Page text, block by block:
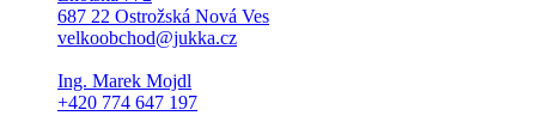
687 22 Ostrožská Nová Ves
velkoobchod@jukka.cz
Ing. Marek Mojdl
+420 774 647 197